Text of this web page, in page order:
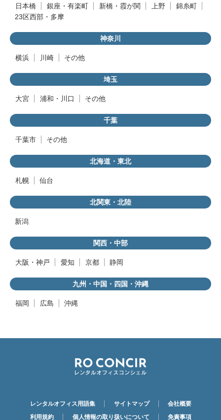
日本橋
銀座・有楽町 新橋・霞が関 上野
錦糸町
23区西部・多摩
神奈川
横浜 川崎 その他
埼玉
大宮 浦和・川口 その他
千葉
千葉市 その他
北海道・東北
札幌 仙台
北関東・北陸
新潟
関西・中部
大阪・神戸 愛知 京都 静岡
九州・中国・四国・沖縄
福岡 広島 沖縄
レンタルオフィス用語集 サイトマップ
会社概要
利用規約
個人情報の取り扱いについて 免責事項